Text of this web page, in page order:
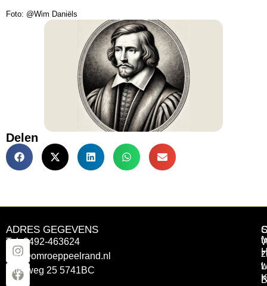
Foto: @Wim Daniëls
Delen
ADRES GEGEVENS
Tel: 0492-463624
info@omroeppeelrand.nl
Otterweg 25 5741BC